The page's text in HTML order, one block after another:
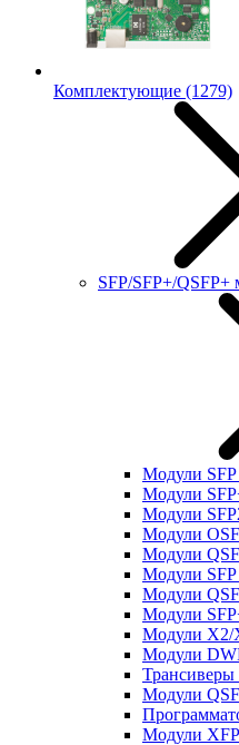
Комплектующие (1279)
SFP/SFP+/QSFP+
Модули SFP
Модули
Модули
Модули
Модули
Модули
Модули
Модули
Модули X2/
Модули
Трансиверы
Модули
Модули XFP